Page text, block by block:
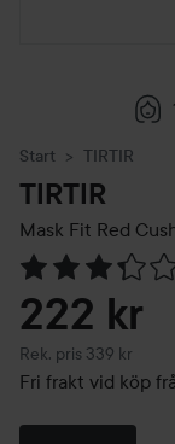
Start TIRTIR
TIRTIR
Mask Fit Red
Hoppa till Betyg
222 kr
Rek. pris 339 kr
Rekommenderat pris
Fri frakt vid köp